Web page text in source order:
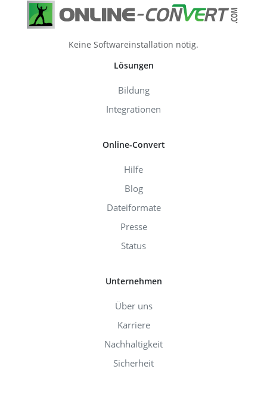
Keine Softwareinstallation nötig.
Lösungen
Bildung
Integrationen
Online-Convert
Hilfe
Blog
Dateiformate
Presse
Status
Unternehmen
Über uns
Karriere
Nachhaltigkeit
Sicherheit